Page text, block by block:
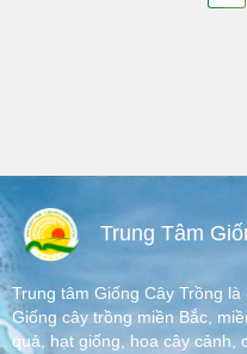
Trung Tâm
Trung tâm Giống Cây Trồng
Giống cây trồng miền Bắc,
quả, hạt giống, hoa cây cảnh,